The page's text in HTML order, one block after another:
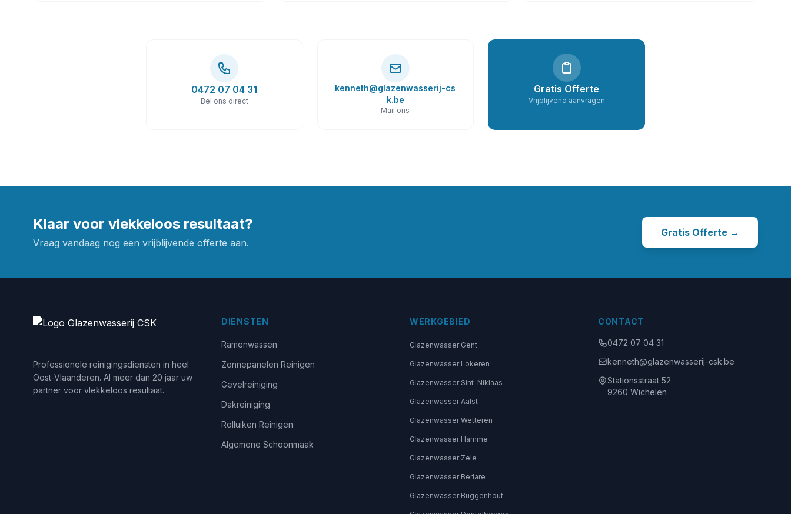
0472 07 04 31
Bel ons direct
kenneth@glazenwasserij-cs
k.be
Mail ons
Gratis Offerte
Vrijblijvend aanvragen
Klaar voor vlekkeloos resultaat?
Vraag vandaag nog een vrijblijvende offerte aan.
Gratis Offerte →
Professionele reinigingsdiensten in heel
Oost-Vlaanderen. Al meer dan 20 jaar uw
partner voor vlekkeloos resultaat.
DIENSTEN
Ramenwassen
Zonnepanelen Reinigen
Gevelreiniging
Dakreiniging
Rolluiken Reinigen
Algemene Schoonmaak
WERKGEBIED
Glazenwasser Gent
Glazenwasser Lokeren
Glazenwasser Sint-Niklaas
Glazenwasser Aalst
Glazenwasser Wetteren
Glazenwasser Hamme
Glazenwasser Zele
Glazenwasser Berlare
Glazenwasser Buggenhout
CONTACT
0472 07 04 31
kenneth@glazenwasserij-csk.be
Stationsstraat 52
9260 Wichelen